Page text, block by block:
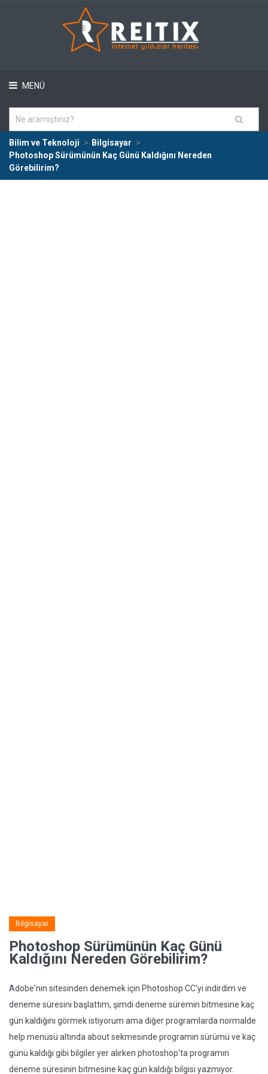
MENÜ
Bilim ve Teknoloji
Bilgisayar
Photoshop Sürümünün Kaç Günü Kaldığını Nereden
Görebilirim?
Bilgisayar
Photoshop Sürümünün Kaç Günü
Kaldığını Nereden Görebilirim?
Adobe'nin sitesinden denemek için Photoshop CC'yi indirdim ve
deneme süresini başlattım, şimdi deneme süremin bitmesine kaç
gün kaldığını görmek istiyorum ama diğer programlarda normalde
help menüsü altında about sekmesinde programın sürümü ve kaç
günü kaldığı gibi bilgiler yer alırken photoshop'ta programın
deneme süresinin bitmesine kaç gün kaldığı bilgisi yazmıyor.